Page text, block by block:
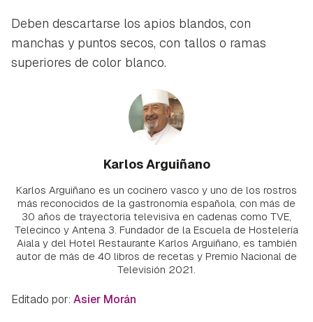
Deben descartarse los apios blandos, con
manchas y puntos secos, con tallos o ramas
superiores de color blanco.
Karlos Arguiñano
Karlos Arguiñano es un cocinero vasco y uno de los rostros
más reconocidos de la gastronomía española, con más de
30 años de trayectoria televisiva en cadenas como TVE,
Telecinco y Antena 3. Fundador de la Escuela de Hostelería
Aiala y del Hotel Restaurante Karlos Arguiñano, es también
autor de más de 40 libros de recetas y Premio Nacional de
Televisión 2021.
Editado por: Asier Morán